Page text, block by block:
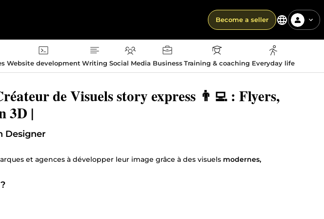
Become a seller
Website development Writing Social Media Business Training & coaching Everyday life
de Visuels story express 👨‍💻 : Flyers,
3D |
Designer
et agences à développer leur image grâce à des visuels modernes,